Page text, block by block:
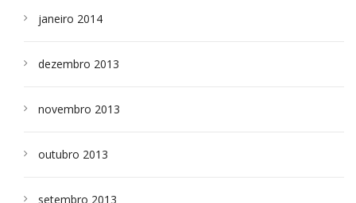
janeiro 2014
dezembro 2013
novembro 2013
outubro 2013
setembro 2013